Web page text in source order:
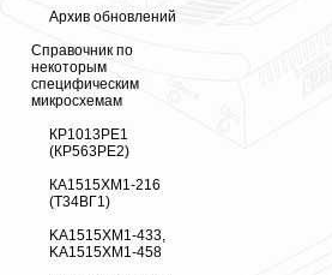
Архив обновлений
Справочник по
некоторым
специфическим
микросхемам
КР1013РЕ1
(КР563РЕ2)
КА1515ХМ1-216
(Т34ВГ1)
KA1515XM1-433,
KA1515XM1-458